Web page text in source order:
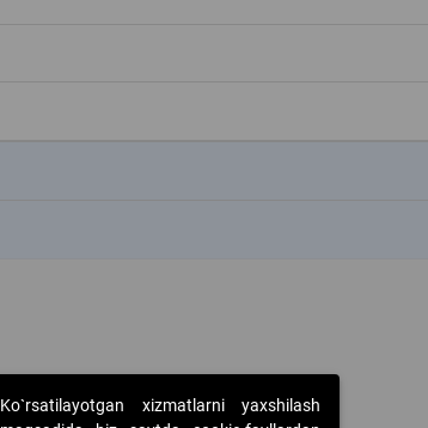
Ko`rsatilayotgan xizmatlarni yaxshilash